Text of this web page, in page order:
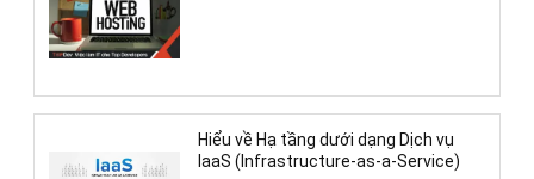
Hiểu về Hạ tầng dưới dạng Dịch vụ
IaaS (Infrastructure-as-a-Service)